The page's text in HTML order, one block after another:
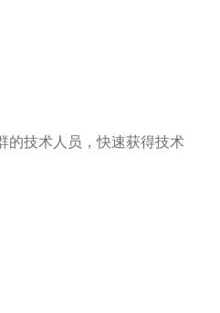
的技术人员，快速获得技术